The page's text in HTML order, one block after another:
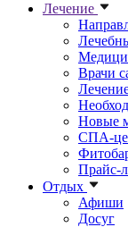
Лечение
Врачи
Новые
СПА-
Прайс-
Отдых
Афиши
Досуг